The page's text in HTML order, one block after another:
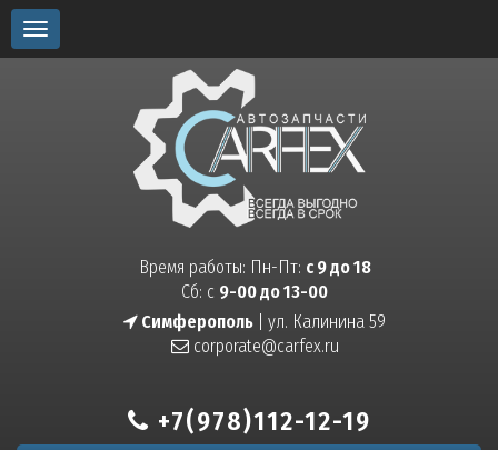
Toggle
navigation
Время работы: Пн-Пт: с 9 до 18
Сб: с 9-00 до 13-00
Симферополь | ул. Калинина 59
corporate@carfex.ru
+7(978)112-12-19